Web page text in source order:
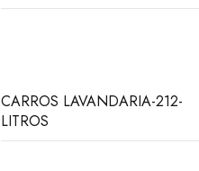
CARROS LAVANDARIA-212-
LITROS